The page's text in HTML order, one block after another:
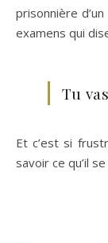
prisonnière
examens qui
Tu
Et c’est si
savoir ce qu’il